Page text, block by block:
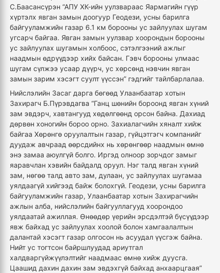
С.Баасансүрэн “АПУ ХК-ийн уулзвараас Яармагийн гүүр
хүртэлх явган замын доогуур Геодези, усны барилга
байгууламжийн газар 6.1 км борооны ус зайлуулах шугам
угсарч байгаа. Явган замын уулзвар хоорондын борооны
ус зайлуулах шугамын холбоос, сэтэлгээний ажлыг
наадмын өдрүүдээр хийх байсан. Гэвч борооны улмаас
шугам сүлжээ усаар дүүрч, ус хөрсөнд нэвчин явган
замын зарим хэсэгт суулт үүссэн” гэдгийг тайлбарлалаа.
Нийслэлийн Засаг дарга бөгөөд Улаанбаатар хотын
Захирагч Б.Пүрэвдагва “Ганц шөнийн бороонд явган хүний
зам эвдэрч, хавтангууд хөдөлгөөнд орсон байна. Дахиад
дөрвөн хоногийн бороо орно. Захиалагчийн хяналт хийж
байгаа Хөрөнгө оруулалтын газар, гүйцэтгэгч компанийг
дуудаж авчраад өөрсдийнх нь хөрөнгөөр наадмын өмнө
энэ замаа аюулгүй болго. Иргэд олноор зорчдог замыг
яаравчлан хэвийн байдалд оруул. Нэг талд явган хүний
зам, нөгөө талд авто зам, дулаан, ус зайлуулах шугамаа
уялдаагүй хийгээд байж болохгүй. Геодези, усны барилга
байгууламжийн газар, Улаанбаатар хотын Захирагчийн
ажлын алба, нийслэлийн байгууллагууд хоорондоо
уялдаатай ажиллая. Өнөөдөр үерийн эрсдэлтэй бүсүүдээр
явж байхад ус зайлуулах хоолой болон хамгаалалтын
далантай хэсэгт газар олгосон нь асуудал үүсгэж байна.
Нийт ус тогтсон байршлуудад ариутгал
халдваргүйжүүлэлтийг наадмаас өмнө хийж дуусга.
Цаашид дахин дахин зам эвдэхгүй байхад анхаарцгаая”